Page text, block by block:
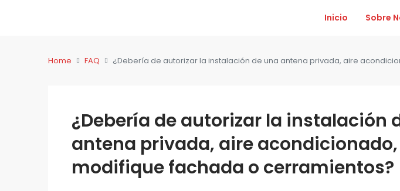
Inicio Sobre
Home FAQ ¿Debería de autorizar la instalación de una antena privada, aire
¿Debería de autorizar la instalación
antena privada, aire
modifique fachada o cerramientos?